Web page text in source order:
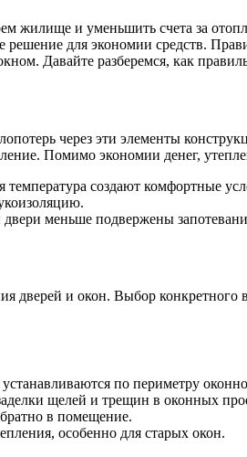
жилище и уменьшить счета за
для экономии средств.
Давайте разберемся, как
через эти элементы
Помимо экономии денег,
создают комфортные
меньше подвержены
дверей и окон. Выбор
по периметру
щелей и трещин в оконных
в помещение.
особенно для старых окон.